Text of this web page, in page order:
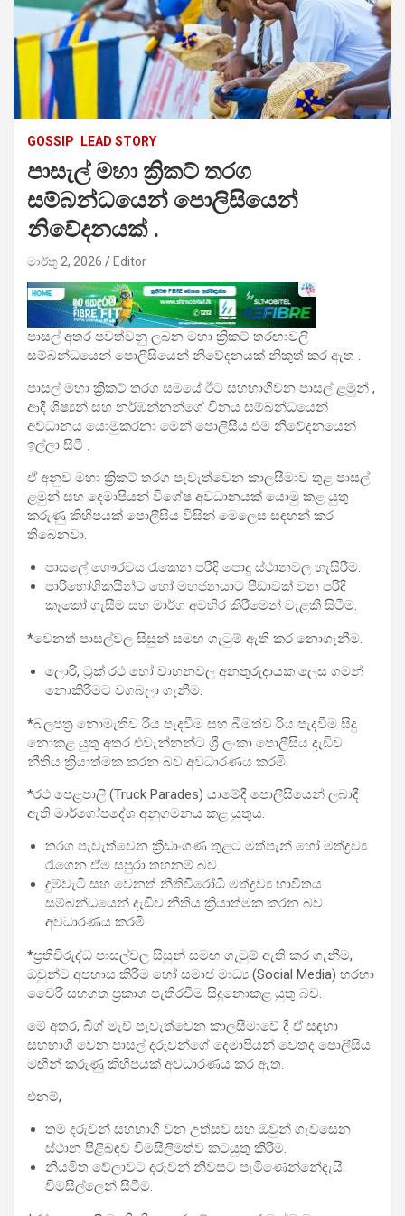
GOSSIP LEAD STORY
පාසැල් මහා ක්‍රිකට් තරග
සම්බන්ධයෙන් පොලිසි‍යෙන්
නිවේදනයක් .
මාර්තු 2, 2026 Editor
පාසල් අතර පවත්වනු ලබන මහා ක්‍රිකට් තරඟාවලි
සම්බන්ධයෙන් පොලීසියෙන් නිවේදනයක් නිකුත් කර ඇත .
පාසල් මහා ක්‍රිකට් තරග සමයේ ඊට සහභාගීවන පාසල් ළමුන් ,
ආදී ශිෂ්‍යන් සහ නර්ඹන්නන්ගේ විනය සම්බන්ධයෙන්
අවධානය යොමුකරනා මෙන් පොලිසිය එම නිවේදනයෙන්
ඉල්ලා සිටී .
ඒ අනුව මහා ක්‍රිකට් තරග පැවැත්වෙන කාලසීමාව තුළ පාසල්
ළමුන් සහ දෙමාපියන් විශේෂ අවධානයක් යොමු කළ යුතු
කරුණු කිහිපයක් පොලීසිය විසින් මෙලෙස සඳහන් කර
තිබෙනවා.
පාසලේ ගෞරවය රැකෙන පරිදි පොදු ස්ථානවල හැසිරීම.
පාරිභෝගිකයින්ට හෝ මහජනයාට පීඩාවක් වන පරිදි
කෑකෝ ගැසීම සහ මාර්ග අවහිර කිරීමෙන් වැළකී සිටීම.
*වෙනත් පාසල්වල සිසුන් සමඟ ගැටුම් ඇති කර නොගැනීම.
ලොරි, ට්‍රක් රථ හෝ වාහනවල අනතුරුදායක ලෙස ගමන්
නොකිරීමට වගබලා ගැනීම.
*බලපත්‍ර නොමැතිව රිය පැදවීම සහ බීමත්ව රිය පැදවීම සිදු
නොකළ යුතු අතර එවැන්නන්ට ශ්‍රී ලංකා පොලීසිය දැඩිව
නීතිය ක්‍රියාත්මක කරන බව අවධාරණය කරමි.
*රථ පෙළපාලි (Truck Parades) යාමේදී පොලීසියෙන් ලබාදී
ඇති මාර්ගෝපදේශ අනුගමනය කළ යුතුය.
තරග පැවැත්වෙන ක්‍රීඩාංගණ තුළට මත්පැන් හෝ මත්ද්‍රව්‍ය
රැගෙන ඒම සපුරා තහනම් බව.
දුම්වැටි සහ වෙනත් නීතිවිරෝධී මත්ද්‍රව්‍ය භාවිතය
සම්බන්ධයෙන් දැඩිව නීතිය ක්‍රියාත්මක කරන බව
අවධාරණය කරමි.
*ප්‍රතිවිරුද්ධ පාසල්වල සිසුන් සමඟ ගැටුම් ඇති කර ගැනීම,
ඔවුන්ට අපහාස කිරීම හෝ සමාජ මාධ්‍ය (Social Media) හරහා
වෛරී සහගත ප්‍රකාශ පැතිරවීම සිදුනොකළ යුතු බව.
මේ අතර, බිග් මැච් පැවැත්වෙන කාලසීමාවේ දී ඒ සඳහා
සහභාගී වෙන පාසල් දරුවන්ගේ දෙමාපියන් වෙතද පොලීසිය
මඟින් කරුණු කිහිපයක් අවධාරණය කර ඇත.
එනම්,
තම දරුවන් සහභාගී වන උත්සව සහ ඔවුන් ගැවසෙන
ස්ථාන පිළිබඳව විමසිලිමත්ව කටයුතු කිරීම.
නියමිත වේලාවට දරුවන් නිවසට පැමිණෙන්නේදැයි
විමසිල්ලෙන් සිටීම.